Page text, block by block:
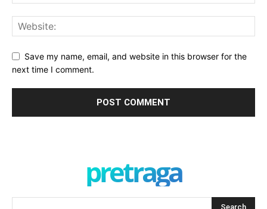
Save my name, email, and website in this browser for the
next time I comment.
pretraga